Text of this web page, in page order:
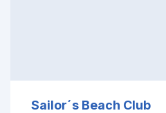
Sailor´s Beach Club